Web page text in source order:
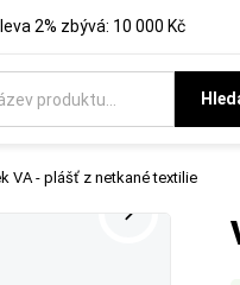
2% zbývá: 10 000 Kč
VA - plášť z netkané textilie
palety v milimetrech
strukturu nebo funkční